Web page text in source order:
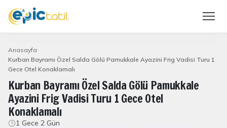
Anasayfa
Kurban Bayramı Özel Salda Gölü Pamukkale Ayazini Frig Vadisi Turu 1
Gece Otel Konaklamalı
Kurban Bayramı Özel Salda Gölü Pamukkale
Ayazini Frig Vadisi Turu 1 Gece Otel
Konaklamalı
1 Gece 2 Gün